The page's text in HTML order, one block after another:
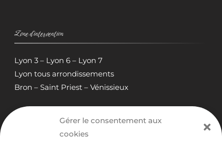
Gérer le consentement aux
cookies
Zone d’intervention
Lyon 3 – Lyon 6 – Lyon 7
Lyon tous arrondissements
Bron – Saint Priest – Vénissieux
Politiques de confidentialité